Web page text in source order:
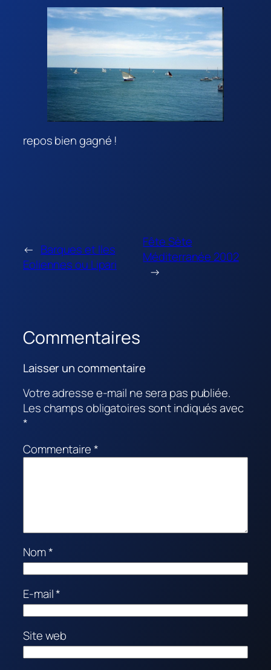
repos bien gagné !
← Barques et Iles
Eoliennes ou Lipari
Fête Sète
Méditerranée 2002
→
Commentaires
Laisser un commentaire
Votre adresse e-mail ne sera pas publiée.
Les champs obligatoires sont indiqués avec
*
Commentaire*
Nom*
E-mail*
Site web